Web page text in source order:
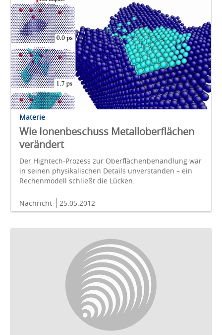
Materie
Wie Ionenbeschuss Metalloberflächen
verändert
Der Hightech-Prozess zur Oberflächenbehandlung war
in seinen physikalischen Details unverstanden – ein
Rechenmodell schließt die Lücken.
Nachricht 25.05.2012